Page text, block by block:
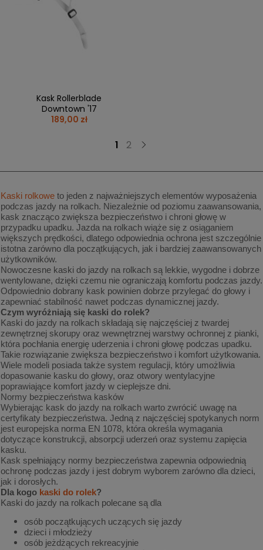
Kask Rollerblade
Downtown '17
189,00 zł
1 2
Kaski rolkowe to jeden z najważniejszych elementów wyposażenia
podczas jazdy na rolkach. Niezależnie od poziomu zaawansowania,
kask znacząco zwiększa bezpieczeństwo i chroni głowę w
przypadku upadku. Jazda na rolkach wiąże się z osiąganiem
większych prędkości, dlatego odpowiednia ochrona jest szczególnie
istotna zarówno dla początkujących, jak i bardziej zaawansowanych
użytkowników.
Nowoczesne kaski do jazdy na rolkach są lekkie, wygodne i dobrze
wentylowane, dzięki czemu nie ograniczają komfortu podczas jazdy.
Odpowiednio dobrany kask powinien dobrze przylegać do głowy i
zapewniać stabilność nawet podczas dynamicznej jazdy.
Czym wyróżniają się kaski do rolek?
Kaski do jazdy na rolkach składają się najczęściej z twardej
zewnętrznej skorupy oraz wewnętrznej warstwy ochronnej z pianki,
która pochłania energię uderzenia i chroni głowę podczas upadku.
Takie rozwiązanie zwiększa bezpieczeństwo i komfort użytkowania.
Wiele modeli posiada także system regulacji, który umożliwia
dopasowanie kasku do głowy, oraz otwory wentylacyjne
poprawiające komfort jazdy w cieplejsze dni.
Normy bezpieczeństwa kasków
Wybierając kask do jazdy na rolkach warto zwrócić uwagę na
certyfikaty bezpieczeństwa. Jedną z najczęściej spotykanych norm
jest europejska norma EN 1078, która określa wymagania
dotyczące konstrukcji, absorpcji uderzeń oraz systemu zapięcia
kasku.
Kask spełniający normy bezpieczeństwa zapewnia odpowiednią
ochronę podczas jazdy i jest dobrym wyborem zarówno dla dzieci,
jak i dorosłych.
Dla kogo kaski do rolek?
Kaski do jazdy na rolkach polecane są dla
osób początkujących uczących się jazdy
dzieci i młodzieży
osób jeżdżących rekreacyjnie